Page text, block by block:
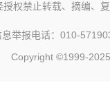
授权禁止转载、摘编、
举报电话：010-
Copyright ©1999-